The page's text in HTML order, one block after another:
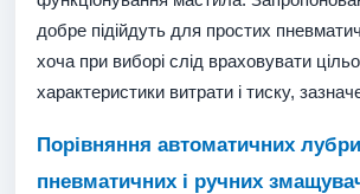
добре підійдуть для простих
хоча при виборі слід враховувати
характеристики витрати і тиску,
Порівняння автоматичних
пневматичних і ручних